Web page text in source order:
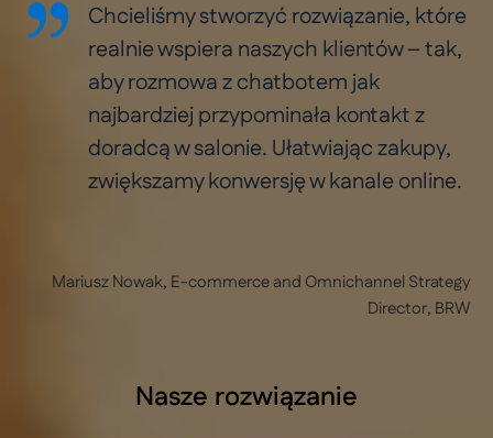
Chcieliśmy stworzyć rozwiązanie, które
realnie wspiera naszych klientów – tak,
aby rozmowa z chatbotem jak
najbardziej przypominała kontakt z
doradcą w salonie. Ułatwiając zakupy,
zwiększamy konwersję w kanale online.
Mariusz Nowak, E-commerce and Omnichannel Strategy
Director, BRW
Nasze rozwiązanie